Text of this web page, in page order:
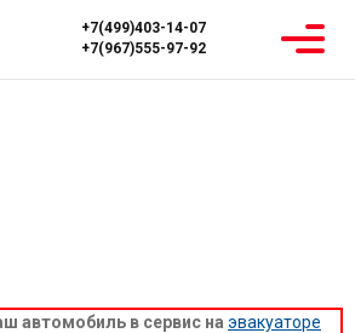
+7(499)403-14-07
+7(967)555-97-92
автомобиль в сервис на эвакуаторе